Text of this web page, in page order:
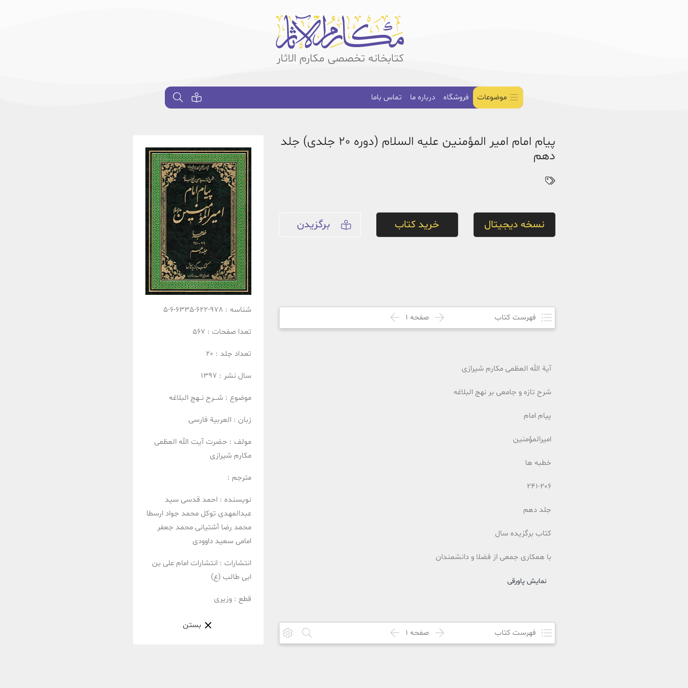
کتابخانه تخصصی مکارم الاثار
موضوعات فروشگاه درباره ما تماس باما
پیام امام امیر المؤمنین علیه السلام (دوره 20 جلدی) جلد
دهم
نسخه دیجیتال خرید کتاب برگزیدن
فهرست کتاب صفحه 1
آیة الله العظمی مکارم شیرازی
شرح تازه و جامعی بر نهج البلاغه
پیام امام
امیرالمؤمنین
خطبه ها
241-206
جلد دهم
کتاب برگزیده سال
با همکاری جمعی از فضلا و دانشمندان
نمایش پاورقی
فهرست کتاب صفحه 1
شناسه : 978-622-6335-6-5
تعدا صفحات : 567
تعداد جلد : 20
سال نشر : 1397
موضوع :شـــرح نــهج البلاغه
زبان :العربیة فارسی
مولف : حضرت آیت الله العظمی
مکارم شیرازی
مترجم :
نویسنده :احمد قدسی سید
عبدالمهدی توکل محمد جواد ارسطا
محمد رضا آشتیانی محمد جعفر
امامی سعید داوودی
انتشارات :انتشارات امام علی بن
ابی طالب (ع)
قطع :وزیری
بستن